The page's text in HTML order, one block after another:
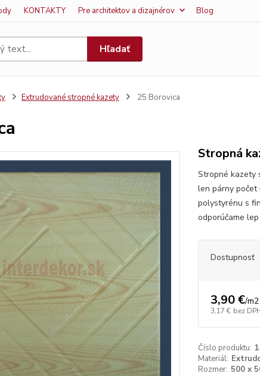
KONTAKTY Pre architektov a dizajnérov Blog
Hľadať
Extrudované stropné kazety 25 Borovica
Stropná
Stropné kazety
len párny počet
polystyrénu s
odporúčame
Dostupnosť
3,90 €/m2
3,17 € bez
Číslo produktu:
Materiál:
Rozmer: 500 x